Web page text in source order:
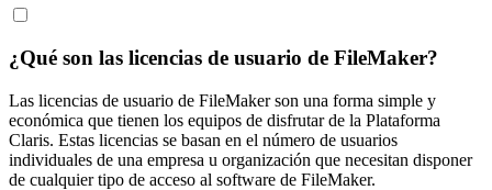
¿Qué son las licencias de usuario de FileMaker?
Las licencias de usuario de FileMaker son una forma simple y
económica que tienen los equipos de disfrutar de la Plataforma
Claris. Estas licencias se basan en el número de usuarios
individuales de una empresa u organización que necesitan disponer
de cualquier tipo de acceso al software de FileMaker.